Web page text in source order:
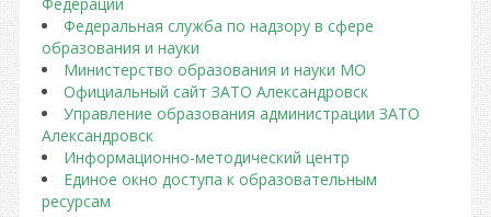
Федеральная служба по надзору в сфере
образования и науки
Министерство образования и науки МО
Официальный сайт ЗАТО Александровск
Управление образования администрации ЗАТО
Александровск
Информационно-методический центр
Единое окно доступа к образовательным
ресурсам